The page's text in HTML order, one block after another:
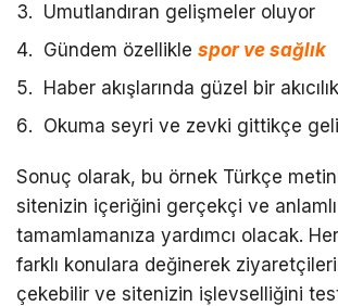
Umutlandıran gelişmeler oluyor
Gündem özellikle spor ve sağlık
Haber akışlarında güzel bir
Okuma seyri ve zevki gittikçe
Sonuç olarak, bu örnek Türkçe
sitenizin içeriğini gerçekçi ve
tamamlamanıza yardımcı olacak.
farklı konulara değinerek
çekebilir ve sitenizin işlevselliğini